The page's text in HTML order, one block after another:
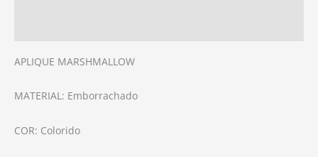
APLIQUE MARSHMALLOW
MATERIAL: Emborrachado
COR: Colorido